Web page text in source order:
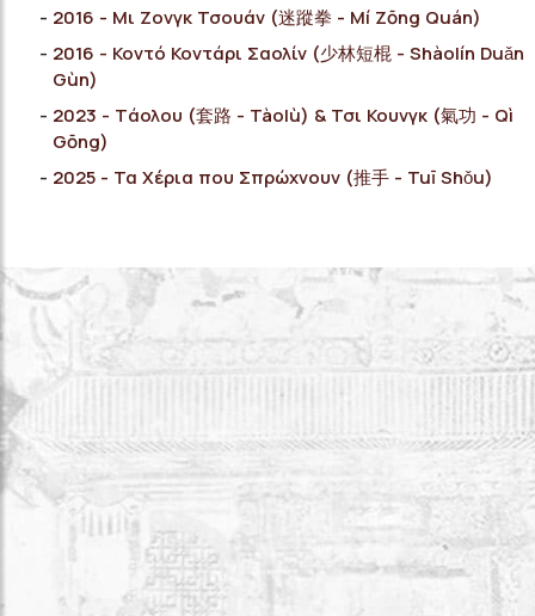
2016 - Μι Ζονγκ Τσουάν (迷蹤拳 - Μí Ζōng Quán)
2016 - Κοντό Κοντάρι Σαολίν (少林短棍 - Shàolín Duǎn
Gùn)
2023 - Tάολου (套路 - Tàolù) & Τσι Κουνγκ (氣功 - Qì
Gōng)
2025 - Τα Χέρια που Σπρώχνουν (推手 - Tuī Shǒu)